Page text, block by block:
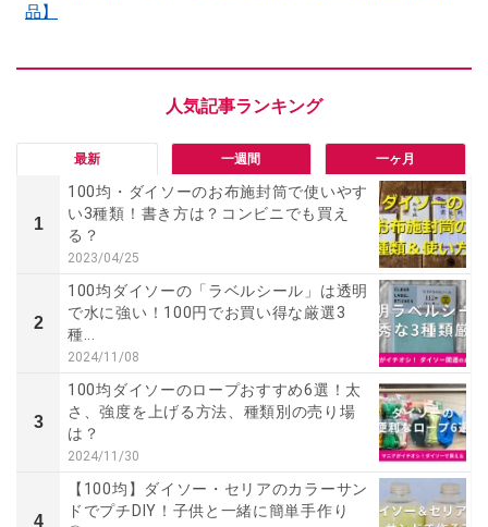
品】
最新 一週間 一ヶ月
1
100均・ダイソーのお布施封筒で使いやす
い3種類！書き方は？コンビニでも買え
る？
2023/04/25
2
100均ダイソーの「ラベルシール」は透明
で水に強い！100円でお買い得な厳選3
種...
2024/11/08
3
100均ダイソーのロープおすすめ6選！太
さ、強度を上げる方法、種類別の売り場
は？
2024/11/30
4
【100均】ダイソー・セリアのカラーサン
ドでプチDIY！子供と一緒に簡単手作り